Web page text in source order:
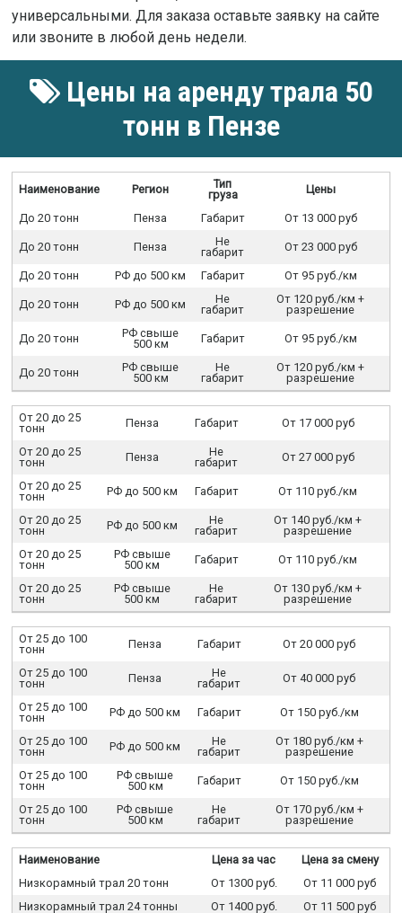
универсальными. Для заказа оставьте заявку на сайте
или звоните в любой день недели.
Цены на аренду трала 50
тонн в Пензе
Наименование Регион
Тип
груза
Цены
До 20 тонн Пенза Габарит От 13 000 руб
До 20 тонн Пенза
Не
габарит
От 23 000 руб
До 20 тонн РФ до 500 км Габарит От 95 руб./км
До 20 тонн РФ до 500 км
Не
габарит
От 120 руб./км +
разрешение
До 20 тонн
РФ свыше
500 км
Габарит От 95 руб./км
До 20 тонн
РФ свыше
500 км
Не
габарит
От 120 руб./км +
разрешение
От 20 до 25
тонн
Пенза Габарит От 17 000 руб
От 20 до 25
тонн
Пенза
Не
габарит
От 27 000 руб
От 20 до 25
тонн
РФ до 500 км Габарит От 110 руб./км
От 20 до 25
тонн
РФ до 500 км
Не
габарит
От 140 руб./км +
разрешение
От 20 до 25
тонн
РФ свыше
500 км
Габарит От 110 руб./км
От 20 до 25
тонн
РФ свыше
500 км
Не
габарит
От 130 руб./км +
разрешение
От 25 до 100
тонн
Пенза Габарит От 20 000 руб
От 25 до 100
тонн
Пенза
Не
габарит
От 40 000 руб
От 25 до 100
тонн
РФ до 500 км Габарит От 150 руб./км
От 25 до 100
тонн
РФ до 500 км
Не
габарит
От 180 руб./км +
разрешение
От 25 до 100
тонн
РФ свыше
500 км
Габарит От 150 руб./км
От 25 до 100
тонн
РФ свыше
500 км
Не
габарит
От 170 руб./км +
разрешение
Наименование Цена за час
Цена за смену
Низкорамный трал 20 тонн
От 1300 руб.
От 11 000 руб
Низкорамный трал 24 тонны
От 1400 руб. От 11 500 руб